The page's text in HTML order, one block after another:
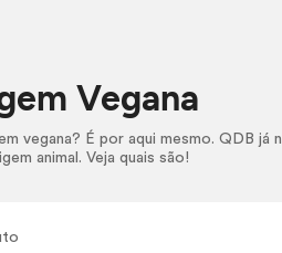
Vegana
vegana? É por aqui mesmo. QDB já
animal. Veja quais são!